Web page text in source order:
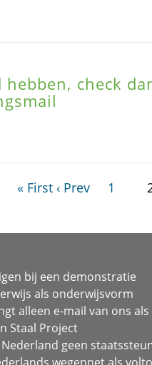
check
« First ‹ Prev 1
bij een demonstratie
als onderwijsvorm
alleen e-mail van ons
Staal Project
geen